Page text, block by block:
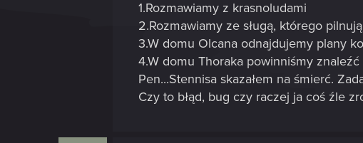
1.Rozmawiamy z krasnoludami
2.Rozmawiamy ze sługą, którego
3.W domu Olcana odnajdujemy plany
4.W domu Thoraka powinniśmy
Pen...Stennisa skazałem na śmierć.
Czy to błąd, bug czy raczej ja coś źle